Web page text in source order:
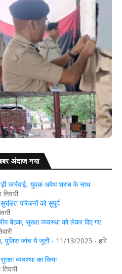
के सिंघपुर में युवक की चाकू मारकर हत्या
अंदाज नया
कार्रवाई, युवक अवैध शराब के साथ
परिजनों को सुपुर्द
बैठक, सुरक्षा व्यवस्था को लेकर दिए गए
पुलिस जांच में जुटी- 11/13/2025 - हरि
व्यवस्था का किया